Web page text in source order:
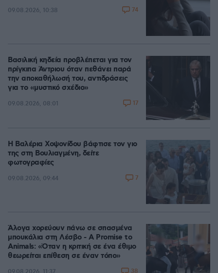
09.08.2026, 10:38 74
Βασιλική κηδεία προβλέπεται για τον
πρίγκιπα Άντριου όταν πεθάνει παρά
την αποκαθήλωσή του, αντιδράσεις
για το «μυστικό σχέδιο»
09.08.2026, 08:01 17
Η Βαλέρια Χοψονίδου βάφτισε τον γιο
της στη Βουλιαγμένη, δείτε
φωτογραφίες
09.08.2026, 09:44 7
Άλογα χορεύουν πάνω σε σπασμένα
μπουκάλια στη Λέσβο - A Promise to
Animals: «Όταν η κριτική σε ένα έθιμο
θεωρείται επίθεση σε έναν τόπο»
09.08.2026, 11:37 38